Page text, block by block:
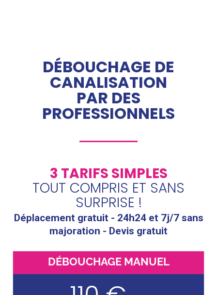
DÉBOUCHAGE DE
CANALISATION
PAR DES
PROFESSIONNELS
3 TARIFS SIMPLES
TOUT COMPRIS ET SANS
SURPRISE !
Déplacement gratuit - 24h24 et 7j/7 sans
majoration - Devis gratuit
DÉBOUCHAGE MANUEL